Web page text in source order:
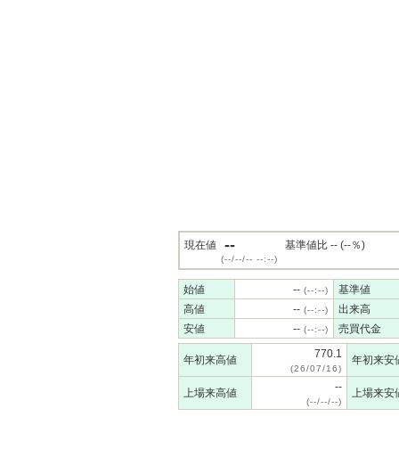
現在値 --
(--/--/-- --:--)
基準値比 -- (--％)
始値 -- (--:--)
基準値
高値
-- (--:--)
出来高
安値
-- (--:--) 売買代金
年初来高値 770.1
(26/07/16)
年初来安
上場来高値 --
(--/--/--)
上場来安